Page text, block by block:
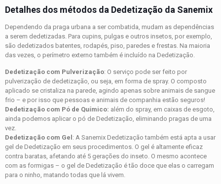
Detalhes dos métodos da Dedetização da Sanemix
Dependendo da praga urbana a ser combatida, mudam as dependências
a serem dedetizadas. Para cupins, pulgas e outros insetos, por exemplo,
são dedetizados batentes, rodapés, piso, paredes e frestas. Na maioria
das vezes, o perímetro externo também é incluído na Dedetização.
Dedetização com Pulverização: O serviço pode ser feito por
pulverização de dedetização, ou seja, em forma de spray. O composto
aplicado se cristaliza na parede, agindo apenas sobre animais de sangue
frio – e por isso que pessoas e animais de companhia estão seguros!
Dedetização com Pó de Químico: além do spray, em caixas de esgoto,
ainda podemos aplicar o pó de Dedetização, eliminando pragas de uma
vez.
Dedetização com Gel : A Sanemix Dedetização também está apta a usar
gel de Dedetização em seus procedimentos. O gel é altamente eficaz
contra baratas, afetando até 5 gerações do inseto. O mesmo acontece
com as formigas – o gel de Dedetização é tão doce que elas o carregam
para o ninho, matando todas que lá vivem.